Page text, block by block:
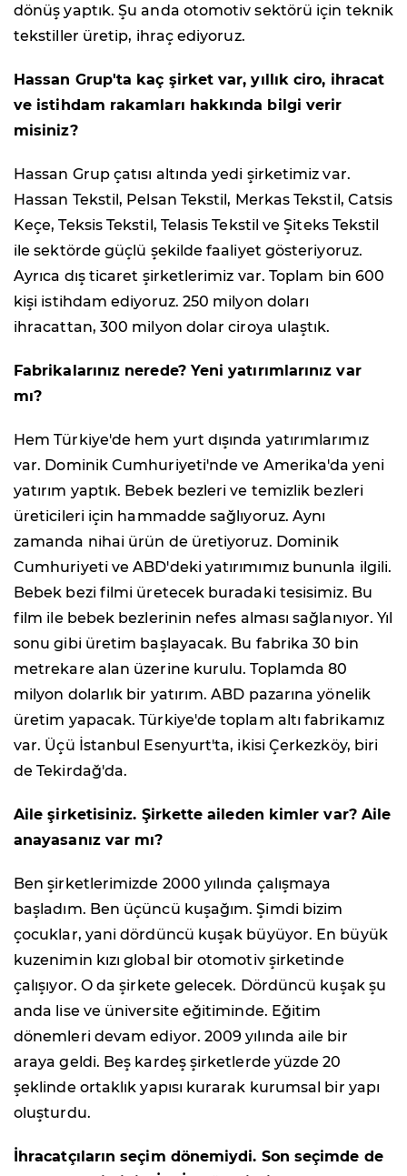
dönüş yaptık. Şu anda otomotiv sektörü için teknik
tekstiller üretip, ihraç ediyoruz.
Hassan Grup'ta kaç şirket var, yıllık ciro, ihracat
ve istihdam rakamları hakkında bilgi verir
misiniz?
Hassan Grup çatısı altında yedi şirketimiz var.
Hassan Tekstil, Pelsan Tekstil, Merkas Tekstil, Catsis
Keçe, Teksis Tekstil, Telasis Tekstil ve Şiteks Tekstil
ile sektörde güçlü şekilde faaliyet gösteriyoruz.
Ayrıca dış ticaret şirketlerimiz var. Toplam bin 600
kişi istihdam ediyoruz. 250 milyon doları
ihracattan, 300 milyon dolar ciroya ulaştık.
Fabrikalarınız nerede? Yeni yatırımlarınız var
mı?
Hem Türkiye'de hem yurt dışında yatırımlarımız
var. Dominik Cumhuriyeti'nde ve Amerika'da yeni
yatırım yaptık. Bebek bezleri ve temizlik bezleri
üreticileri için hammadde sağlıyoruz. Aynı
zamanda nihai ürün de üretiyoruz. Dominik
Cumhuriyeti ve ABD'deki yatırımımız bununla ilgili.
Bebek bezi filmi üretecek buradaki tesisimiz. Bu
film ile bebek bezlerinin nefes alması sağlanıyor. Yıl
sonu gibi üretim başlayacak. Bu fabrika 30 bin
metrekare alan üzerine kurulu. Toplamda 80
milyon dolarlık bir yatırım. ABD pazarına yönelik
üretim yapacak. Türkiye'de toplam altı fabrikamız
var. Üçü İstanbul Esenyurt'ta, ikisi Çerkezköy, biri
de Tekirdağ'da.
Aile şirketisiniz. Şirkette aileden kimler var? Aile
anayasanız var mı?
Ben şirketlerimizde 2000 yılında çalışmaya
başladım. Ben üçüncü kuşağım. Şimdi bizim
çocuklar, yani dördüncü kuşak büyüyor. En büyük
kuzenimin kızı global bir otomotiv şirketinde
çalışıyor. O da şirkete gelecek. Dördüncü kuşak şu
anda lise ve üniversite eğitiminde. Eğitim
dönemleri devam ediyor. 2009 yılında aile bir
araya geldi. Beş kardeş şirketlerde yüzde 20
şeklinde ortaklık yapısı kurarak kurumsal bir yapı
oluşturdu.
İhracatçıların seçim dönemiydi. Son seçimde de